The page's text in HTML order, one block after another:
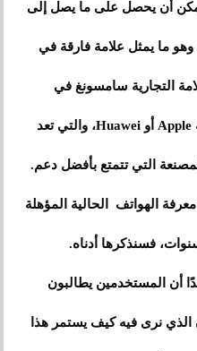
أن يحصل على ما يصل إلى
وهو ما يمثل علامة فارقة في
التجارية سامسونغ في
مستوى أعلى إذا ما قورنت بشركة Apple أو Huawei، والتي تعد
التي تتمتع بأفضل دعم.
الهواتف الحالية المؤهلة
أن المستخدمين يطالبون
نرى فيه كيف يستمر هذا